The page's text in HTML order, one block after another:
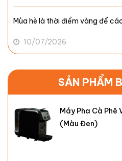
Mùa hè là thời điểm vàng để
10/07/2026
SẢN PHẨM
Máy Pha Cà Phê
(Màu Đen)